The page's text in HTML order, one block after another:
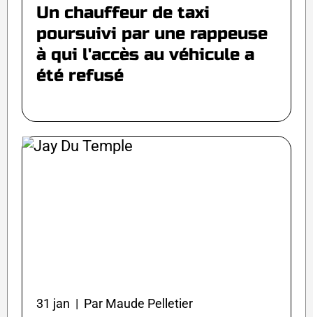
Un chauffeur de taxi
poursuivi par une rappeuse
à qui l'accès au véhicule a
été refusé
31 jan | Par Maude Pelletier